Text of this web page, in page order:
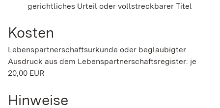
gerichtliches Urteil oder vollstreckbarer Titel
Kosten
Lebenspartnerschaftsurkunde oder beglaubigter
Ausdruck aus dem Lebenspartnerschaftsregister: je
20,00 EUR
Hinweise